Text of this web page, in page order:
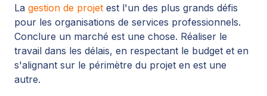
La gestion de projet est l'un des plus grands défis
pour les organisations de services professionnels.
Conclure un marché est une chose. Réaliser le
travail dans les délais, en respectant le budget et en
s'alignant sur le périmètre du projet en est une
autre.